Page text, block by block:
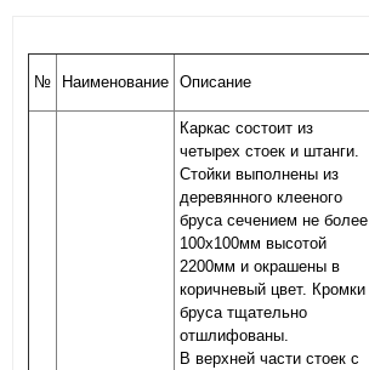
№ Наименование Описание
Каркас состоит из
четырех стоек и штанги.
Стойки выполнены из
деревянного клееного
бруса сечением не более
100х100мм высотой
2200мм и окрашены в
коричневый цвет. Кромки
бруса тщательно
отшлифованы.
В верхней части стоек с